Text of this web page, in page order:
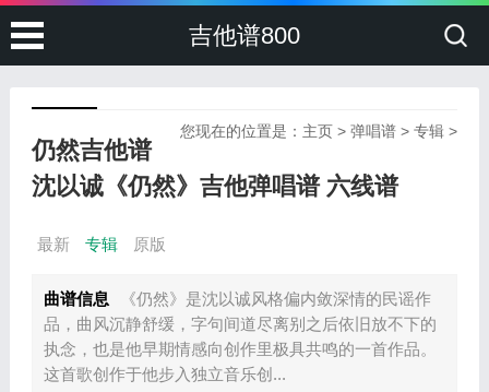
吉他谱800
您现在的位置是： 主页 >弹唱谱 >专辑 >
仍然吉他谱
沈以诚《仍然》吉他弹唱谱 六线谱
最新 专辑 原版
曲谱信息
《仍然》是沈以诚风格偏内敛深情的民谣作
品，曲风沉静舒缓，字句间道尽离别之后依旧放不下的
执念，也是他早期情感向创作里极具共鸣的一首作品。
这首歌创作于他步入独立音乐创...